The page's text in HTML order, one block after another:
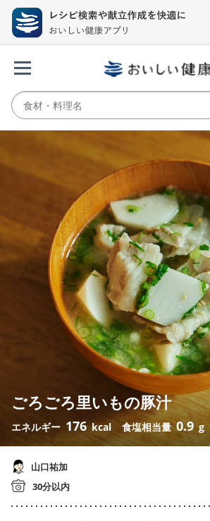
ごろごろ里いもの豚汁
エネルギー 176 kcal 食塩相当量 0.9 g
山口祐加
30分以内